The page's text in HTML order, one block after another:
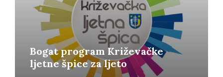
Bogat program Križevačke
ljetne špice za ljeto